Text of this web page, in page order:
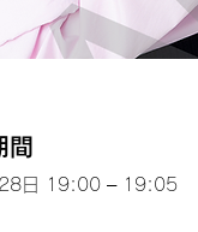
間
日 19:00 – 19:05